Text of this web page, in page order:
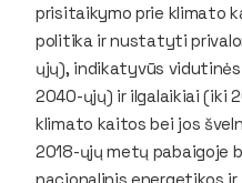
prisitaikymo prie klimato
politika ir nustatyti
ųjų), indikatyvūs
2040-ųjų) ir ilgalaikiai (iki
klimato kaitos bei jos
2018-ųjų metų pabaigoje